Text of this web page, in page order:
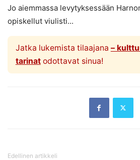
Jo aiemmassa levytyksessään
opiskellut viulisti...
Jatka lukemista tilaajana –
tarinatodottavat sinua!
Edellinen artikkeli